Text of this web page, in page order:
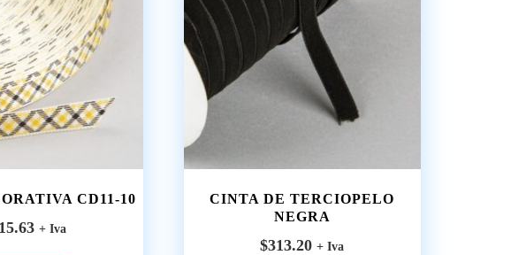
CD11-10
+ Iva
CINTA DE TERCIOPELO
NEGRA
$313.20 + Iva